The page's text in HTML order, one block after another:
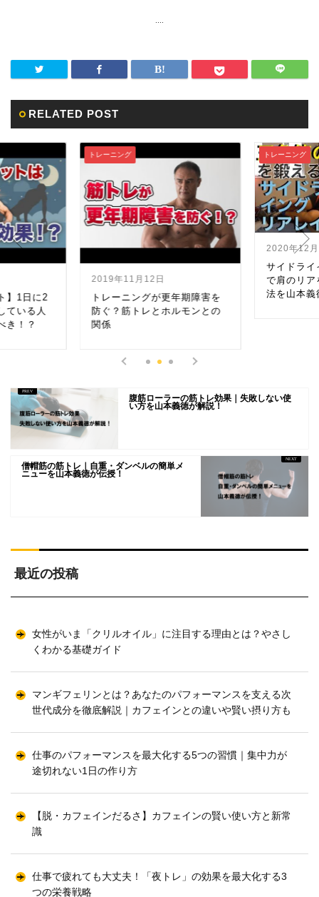
RELATED POST
】1日に2
ている人
き！？
トレーニング
2019年11月12日
トレーニングが更年期障害を
防ぐ？筋トレとホルモンとの
関係
トレーニング
2020年12
サイドライ
で肩のリア
法を山本義
腹筋ローラーの筋トレ効果｜失敗しない使
い方を山本義徳が解説！
僧帽筋の筋トレ｜自重・ダンベルの簡単メ
ニューを山本義徳が伝授！
最近の投稿
女性がいま「クリルオイル」に注目する理由とは？やさし
くわかる基礎ガイド
マンギフェリンとは？あなたのパフォーマンスを支える次
世代成分を徹底解説｜カフェインとの違いや賢い摂り方も
仕事のパフォーマンスを最大化する5つの習慣｜集中力が
途切れない1日の作り方
【脱・カフェインだるさ】カフェインの賢い使い方と新常
識
仕事で疲れても大丈夫！「夜トレ」の効果を最大化する3
つの栄養戦略